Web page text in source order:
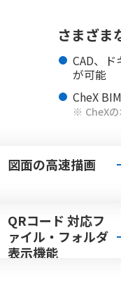
さまざま
CAD、
が可能
CheX BIM
CheX
図面の高速描画
QRコード 対応フ
ァイル・フォルダ
表示機能